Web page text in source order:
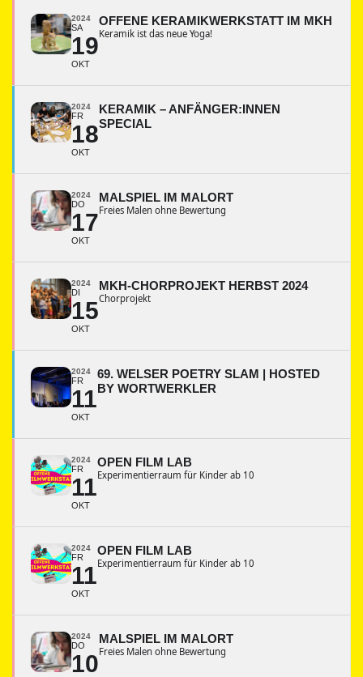
2024
SA
19
OKT
OFFENE KERAMIKWERKSTATT IM MKH
Keramik ist das neue Yoga!
2024
FR
18
OKT
KERAMIK – ANFÄNGER:INNEN
SPECIAL
2024
DO
17
OKT
MALSPIEL IM MALORT
Freies Malen ohne Bewertung
2024
DI
15
OKT
MKH-CHORPROJEKT HERBST 2024
Chorprojekt
2024
FR
11
OKT
69. WELSER POETRY SLAM | HOSTED
BY WORTWERKLER
2024
FR
11
OKT
OPEN FILM LAB
Experimentierraum für Kinder ab 10
2024
FR
11
OKT
OPEN FILM LAB
Experimentierraum für Kinder ab 10
2024
DO
10
MALSPIEL IM MALORT
Freies Malen ohne Bewertung